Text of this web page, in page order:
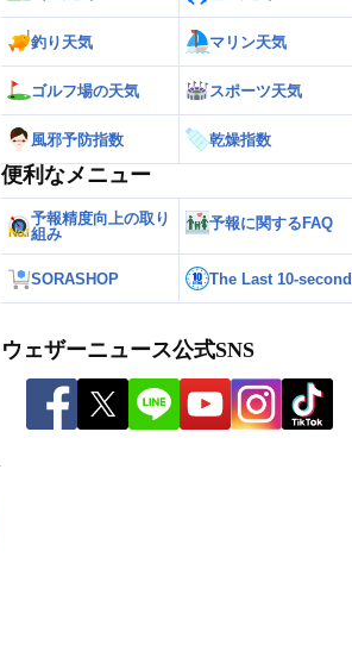
釣り天気 マリン天気
ゴルフ場の天気 スポーツ天気
風邪予防指数 乾燥指数
便利なメニュー
予報精度向上の取り
組み
予報に関するFAQ
SORASHOP The Last 10-second
ウェザーニュース公式SNS